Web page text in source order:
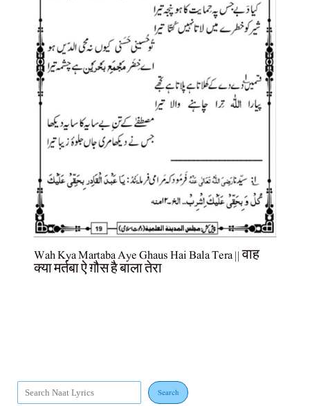
Wah Kya Martaba Aye Ghaus Hai Bala Tera || वाह
क्या मर्तबा ऐ ग़ौस है बाला तेरा
Search